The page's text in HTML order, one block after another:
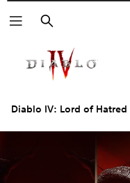
Buscar
Diablo IV: Lord of Hatred